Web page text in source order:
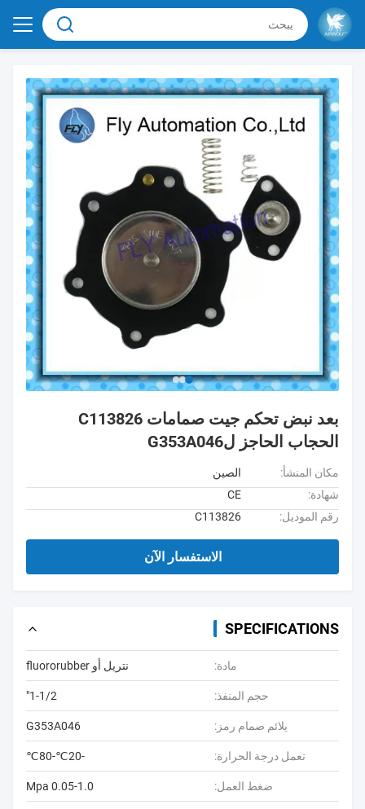
بعد نبض تحكم جيت صمامات C113826
الحجاب الحاجز لG353A046
مكان المنشأ:
الصين
شهادة:
CE
رقم الموديل:
C113826
الاستفسار الآن
SPECIFICATIONS
مادة: نتريل أو fluororubber
حجم المنفذ: 1-1/2"
يلائم صمام رمز: G353A046
تعمل درجة الحرارة: -20℃-80℃
ضغط العمل: 0.05-1.0 Mpa